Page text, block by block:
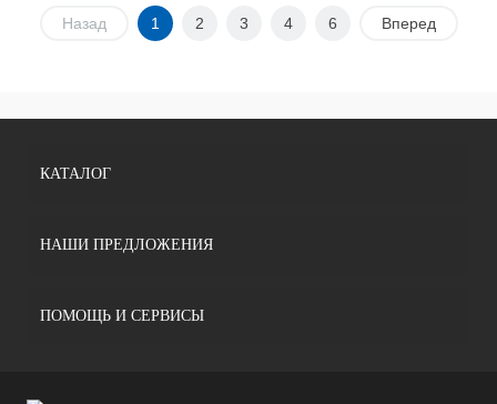
Назад 1 2 3 4 6 Вперед
КАТАЛОГ
НАШИ ПРЕДЛОЖЕНИЯ
ПОМОЩЬ И СЕРВИСЫ